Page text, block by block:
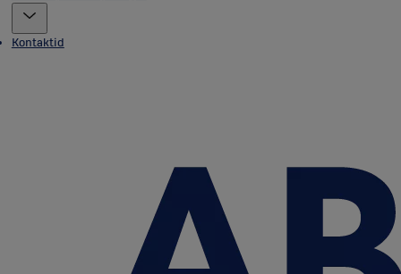
Kontaktid